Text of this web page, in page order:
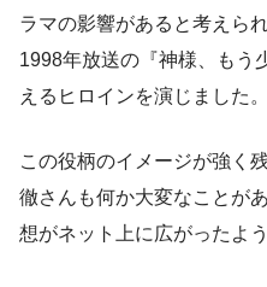
ラマの影響があると考えら
1998年放送の『神様、もう
えるヒロインを演じました。
この役柄のイメージが強く
徹さんも何か大変なことが
想がネット上に広がったよう